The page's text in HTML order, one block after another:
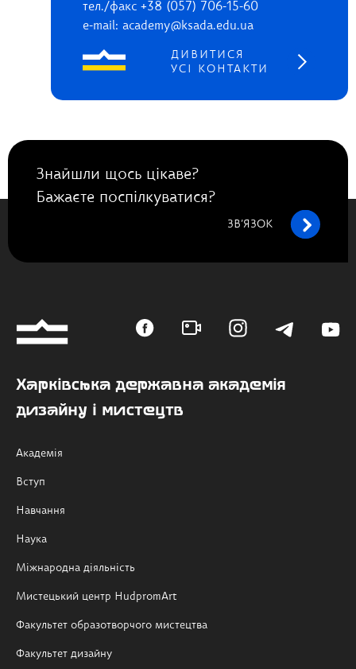
тел./факс +38 (057) 706-15-60
e-mail: academy@ksada.edu.ua
ДИВИТИСЯ
УСІ КОНТАКТИ
Знайшли щось цікаве?
Бажаєте поспілкуватися?
ЗВ’ЯЗОК
Харківська державна академія
дизайну і мистецтв
Академія
Вступ
Навчання
Наука
Міжнародна діяльність
Мистецький центр HudpromArt
Факультет образотворчого мистецтва
Факультет дизайну